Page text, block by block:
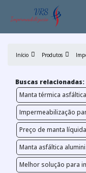
Início Produtos
Buscas relacionadas:
Manta térmica
Impermeabilização
Preço de manta
Manta asfáltica
Melhor solução para